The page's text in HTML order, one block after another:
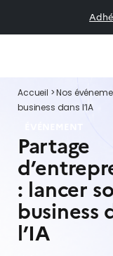
Accueil >Nos
business dans l’IA
Partage
: lancer
business
l’IA